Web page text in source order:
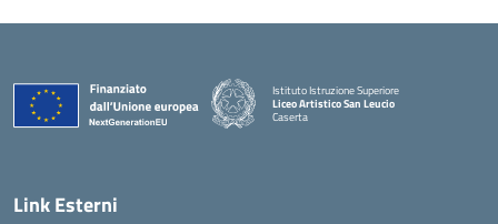
Istituto Istruzione Superiore
Liceo Artistico San Leucio
Caserta
Link Esterni